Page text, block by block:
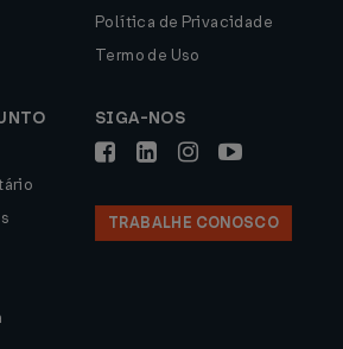
Política de Privacidade
Termo de Uso
SIGA-NOS
TRABALHE CONOSCO